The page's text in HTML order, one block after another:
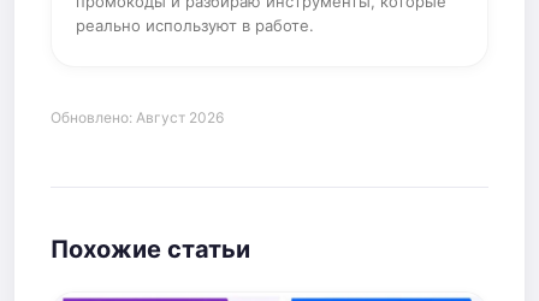
реально используют в работе.
Обновлено: Август 2026
Похожие статьи